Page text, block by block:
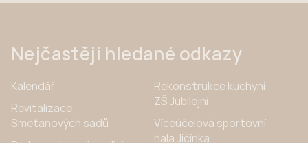
Nejčastěji hledané odkazy
Kalendář
Revitalizace
Smetanových sadů
Rekonstrukce kuchyní
ZŠ Jubilejní
Víceúčelová sportovní
hala Jičínka